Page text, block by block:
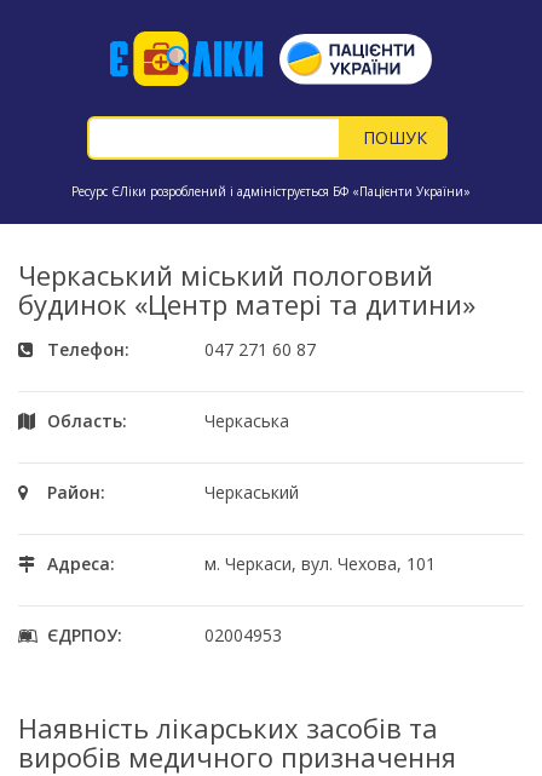
Ресурс ЄЛіки розроблений і адмініструється БФ «Пацієнти України»
Черкаський міський пологовий
будинок «Центр матері та дитини»
Телефон: 047 271 60 87
Область: Черкаська
Район: Черкаський
Адреса: м. Черкаси, вул. Чехова, 101
ЄДРПОУ: 02004953
Наявність лікарських засобів та
виробів медичного призначення